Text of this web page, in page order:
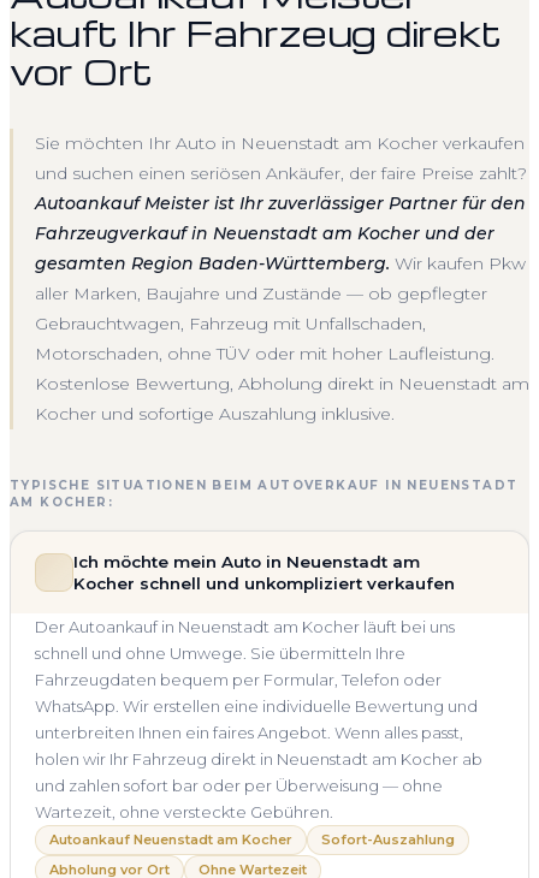
kauft Ihr Fahrzeug direkt
vor Ort
Sie möchten Ihr Auto in Neuenstadt am Kocher verkaufen
und suchen einen seriösen Ankäufer, der faire Preise zahlt?
Autoankauf Meister ist Ihr zuverlässiger Partner für den
Fahrzeugverkauf in Neuenstadt am Kocher und der
gesamten Region Baden-Württemberg. Wir kaufen Pkw
aller Marken, Baujahre und Zustände — ob gepflegter
Gebrauchtwagen, Fahrzeug mit Unfallschaden,
Motorschaden, ohne TÜV oder mit hoher Laufleistung.
Kostenlose Bewertung, Abholung direkt in Neuenstadt am
Kocher und sofortige Auszahlung inklusive.
TYPISCHE SITUATIONEN BEIM AUTOVERKAUF IN NEUENSTADT
AM KOCHER:
Ich möchte mein Auto in Neuenstadt am
Kocher schnell und unkompliziert verkaufen
Der Autoankauf in Neuenstadt am Kocher läuft bei uns
schnell und ohne Umwege. Sie übermitteln Ihre
Fahrzeugdaten bequem per Formular, Telefon oder
WhatsApp. Wir erstellen eine individuelle Bewertung und
unterbreiten Ihnen ein faires Angebot. Wenn alles passt,
holen wir Ihr Fahrzeug direkt in Neuenstadt am Kocher ab
und zahlen sofort bar oder per Überweisung — ohne
Wartezeit, ohne versteckte Gebühren.
Autoankauf Neuenstadt am Kocher
Sofort-Auszahlung
Abholung vor Ort
Ohne Wartezeit